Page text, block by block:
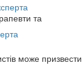
та
може призвести